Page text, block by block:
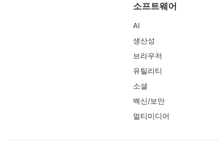
소프트웨어
AI
생산성
브라우저
유틸리티
소셜
백신/보안
멀티미디어